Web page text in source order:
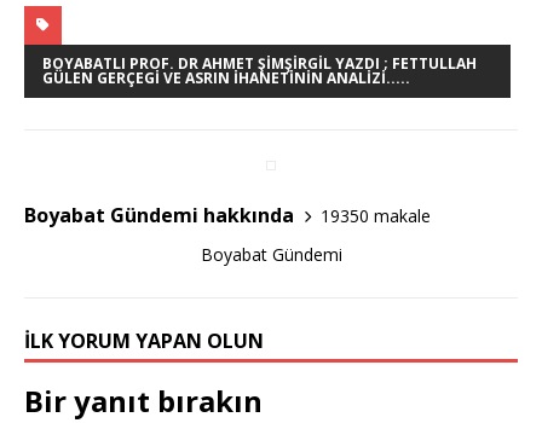
c
e
o
k
it
te
ar
e
BOYABATLI PROF. DR AHMET ŞİMŞİRGİL YAZDI ; FETTULLAH
GÜLEN GERÇEGI VE ASRIN İHANETININ ANALIZI.....
Boyabat Gündemi hakkında
19350 makale
Boyabat Gündemi
İLK YORUM YAPAN OLUN
Bir yanıt bırakın